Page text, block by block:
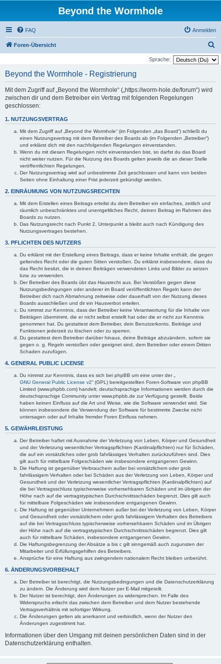
Beyond the Wormhole
FAQ Anmelden
Foren-Übersicht
u
Sprache:
Beyond the Wormhole - Registrierung
Mit dem Zugriff auf „Beyond the Wormhole“ („https://worm-hole.de/forum“) wird
zwischen dir und dem Betreiber ein Vertrag mit folgenden Regelungen
geschlossen:
1. NUTZUNGSVERTRAG
Mit dem Zugriff auf „Beyond the Wormhole“ (im Folgenden „das Board“) schließt du
einen Nutzungsvertrag mit dem Betreiber des Boards ab (im Folgenden „Betreiber“)
und erklärst dich mit den nachfolgenden Regelungen einverstanden.
Wenn du mit diesen Regelungen nicht einverstanden bist, so darfst du das Board
nicht weiter nutzen. Für die Nutzung des Boards gelten jeweils die an dieser Stelle
veröffentlichten Regelungen.
Der Nutzungsvertrag wird auf unbestimmte Zeit geschlossen und kann von beiden
Seiten ohne Einhaltung einer Frist jederzeit gekündigt werden.
2. EINRÄUMUNG VON NUTZUNGSRECHTEN
Mit dem Erstellen eines Beitrags erteilst du dem Betreiber ein einfaches, zeitlich und
räumlich unbeschränktes und unentgeltliches Recht, deinen Beitrag im Rahmen des
Boards zu nutzen.
Das Nutzungsrecht nach Punkt 2, Unterpunkt a bleibt auch nach Kündigung des
Nutzungsvertrages bestehen.
3. PFLICHTEN DES NUTZERS
Du erklärst mit der Erstellung eines Beitrags, dass er keine Inhalte enthält, die gegen
geltendes Recht oder die guten Sitten verstoßen. Du erklärst insbesondere, dass du
das Recht besitzt, die in deinen Beiträgen verwendeten Links und Bilder zu setzen
bzw. zu verwenden.
Der Betreiber des Boards übt das Hausrecht aus. Bei Verstößen gegen diese
Nutzungsbedingungen oder anderer im Board veröffentlichten Regeln kann der
Betreiber dich nach Abmahnung zeitweise oder dauerhaft von der Nutzung dieses
Boards ausschließen und dir ein Hausverbot erteilen.
Du nimmst zur Kenntnis, dass der Betreiber keine Verantwortung für die Inhalte von
Beiträgen übernimmt, die er nicht selbst erstellt hat oder die er nicht zur Kenntnis
genommen hat. Du gestattest dem Betreiber, dein Benutzerkonto, Beiträge und
Funktionen jederzeit zu löschen oder zu sperren.
Du gestattest dem Betreiber darüber hinaus, deine Beiträge abzuändern, sofern sie
gegen o. g. Regeln verstoßen oder geeignet sind, dem Betreiber oder einem Dritten
Schaden zuzufügen.
4. GENERAL PUBLIC LICENSE
Du nimmst zur Kenntnis, dass es sich bei phpBB um eine unter der „
GNU General Public License v2“ (GPL) bereitgestellten Foren-Software von phpBB
Limited (www.phpbb.com) handelt; deutschsprachige Informationen werden durch die
deutschsprachige Community unter www.phpbb.de zur Verfügung gestellt. Beide
haben keinen Einfluss auf die Art und Weise, wie die Software verwendet wird. Sie
können insbesondere die Verwendung der Software für bestimmte Zwecke nicht
untersagen oder auf Inhalte fremder Foren Einfluss nehmen.
5. GEWÄHRLEISTUNG
Der Betreiber haftet mit Ausnahme der Verletzung von Leben, Körper und Gesundheit
und der Verletzung wesentlicher Vertragspflichten (Kardinalpflichten) nur für Schäden,
die auf ein vorsätzliches oder grob fahrlässiges Verhalten zurückzuführen sind. Dies
gilt auch für mittelbare Folgeschäden wie insbesondere entgangenen Gewinn.
Die Haftung ist gegenüber Verbrauchern außer bei vorsätzlichem oder grob
fahrlässigem Verhalten oder bei Schäden aus der Verletzung von Leben, Körper und
Gesundheit und der Verletzung wesentlicher Vertragspflichten (Kardinalpflichten) auf
die bei Vertragsschluss typischerweise vorhersehbaren Schäden und im übrigen der
Höhe nach auf die vertragstypischen Durchschnittsschäden begrenzt. Dies gilt auch
für mittelbare Folgeschäden wie insbesondere entgangenen Gewinn.
Die Haftung ist gegenüber Unternehmern außer bei der Verletzung von Leben, Körper
und Gesundheit oder vorsätzlichem oder grob fahrlässigem Verhalten des Betreibers
auf die bei Vertragsschluss typischerweise vorhersehbaren Schäden und im Übrigen
der Höhe nach auf die vertragstypischen Durchschnittsschäden begrenzt. Dies gilt
auch für mittelbare Schäden, insbesondere entgangenen Gewinn.
Die Haftungsbegrenzung der Absätze a bis c gilt sinngemäß auch zugunsten der
Mitarbeiter und Erfüllungsgehilfen des Betreibers.
Ansprüche für eine Haftung aus zwingendem nationalem Recht bleiben unberührt.
6. ÄNDERUNGSVORBEHALT
Der Betreiber ist berechtigt, die Nutzungsbedingungen und die Datenschutzerklärung
zu ändern. Die Änderung wird dem Nutzer per E-Mail mitgeteilt.
Der Nutzer ist berechtigt, den Änderungen zu widersprechen. Im Falle des
Widerspruchs erlischt das zwischen dem Betreiber und dem Nutzer bestehende
Vertragsverhältnis mit sofortiger Wirkung.
Die Änderungen gelten als anerkannt und verbindlich, wenn der Nutzer den
Änderungen zugestimmt hat.
Informationen über den Umgang mit deinen persönlichen Daten sind in der
Datenschutzerklärung enthalten.